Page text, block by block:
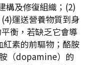
構及修復組織；(2)
運送營養物質到身
衡，若缺乏它會導
素的前驅物；酪胺
（dopamine）的